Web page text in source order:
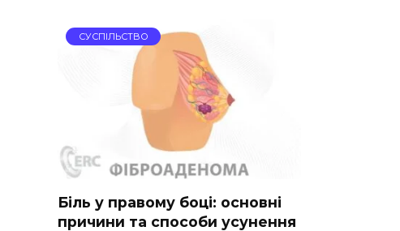
СУСПІЛЬСТВО
Біль у правому боці: основні
причини та способи усунення